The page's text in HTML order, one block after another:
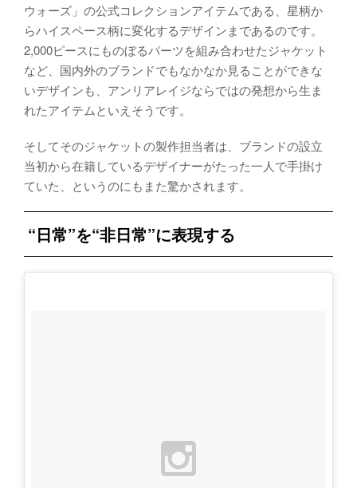
ウォーズ」の公式コレクションアイテムである、星柄か
らハイスペース柄に変化するデザインまであるのです。
2,000ピースにものぼるパーツを組み合わせたジャケット
など、国内外のブランドでもなかなか見ることができな
いデザインも、アンリアレイジならではの発想から生ま
れたアイテムといえそうです。
そしてそのジャケットの製作担当者は、ブランドの設立
当初から在籍しているデザイナーがたった一人で手掛け
ていた、というのにもまた驚かされます。
“日常”を“非日常”に表現する